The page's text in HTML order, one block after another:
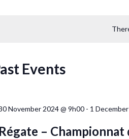
Events
November 2024 @ 9h00- 1
Régate – Championnat